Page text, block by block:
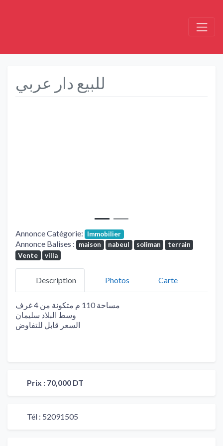
للبيع دار عربي
Annonce Catégorie: Immobilier
Annonce Balises : maison nabeul soliman
terrain
Vente
villa
Description Photos Carte
مساحة 110 م متكونة من 4 غرف
وسط البلاد سليمان
السعر قابل للتفاوض
Prix : 70,000 DT
Tél : 52091505